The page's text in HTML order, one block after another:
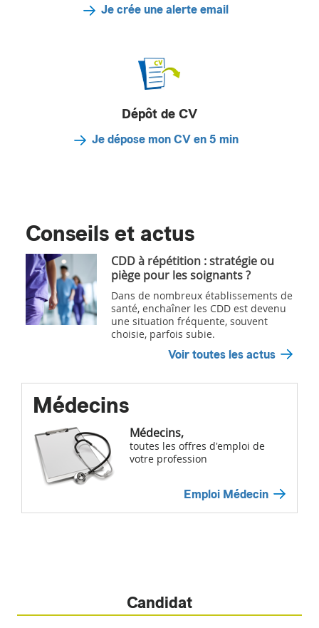
Je crée une alerte email
Dépôt de CV
Je dépose mon CV en 5 min
Conseils et actus
CDD à répétition : stratégie ou
piège pour les soignants ?
Dans de nombreux établissements de
santé, enchaîner les CDD est devenu
une situation fréquente, souvent
choisie, parfois subie.
Voir toutes les actus
Médecins
Médecins,
toutes les offres d'emploi de
votre profession
Emploi Médecin
Candidat